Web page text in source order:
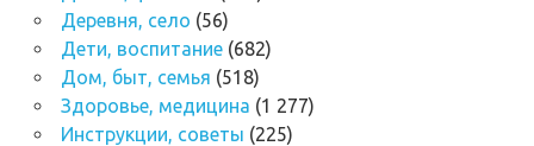
Деревня, село (56)
Дети, воспитание(682)
Дом, быт, семья (518)
Здоровье, медицина (1 277)
Инструкции, советы (225)